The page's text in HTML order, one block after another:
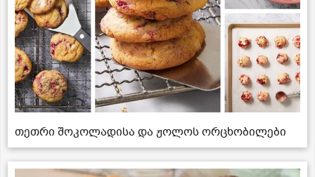
თეთრი შოკოლადისა და ჟოლოს ორცხობილები